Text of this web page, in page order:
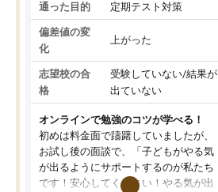
通った目的 定期テスト対策
偏差値の変
化
上がった
志望校の合
格
受験していない/結果が
出ていない
オンラインで勉強のコツが学べる！
初めは料金面で躊躇していましたが、
お試し後の面談で、「子どもがやる気
が出るようにサポートするのが私たち
です！安心してください！やる気が出